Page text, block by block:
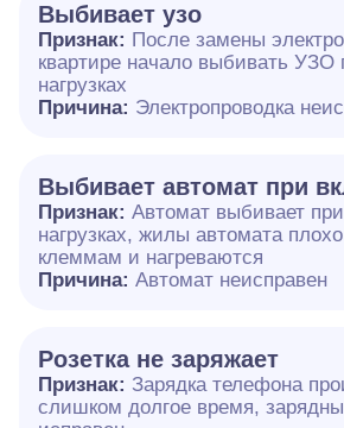
Выбивает узо
Признак: После замены
квартире начало выбивать
нагрузках
Причина: Электропроводка
Выбивает автомат при
Признак: Автомат выбивает
нагрузках, жилы автомата
клеммам и нагреваются
Причина: Автомат неисправен
Розетка не заряжает
Признак: Зарядка телефона
слишком долгое время,